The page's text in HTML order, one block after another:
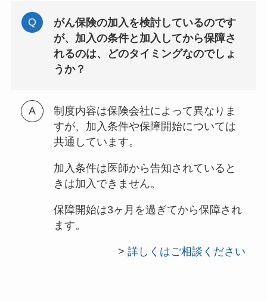
がん保険の加入を検討しているのです
が、加入の条件と加入してから保障さ
れるのは、どのタイミングなのでしょ
うか？
制度内容は保険会社によって異なりま
すが、加入条件や保障開始については
共通しています。
加入条件は医師から告知されていると
きは加入できません。
保障開始は3ヶ月を過ぎてから保障され
ます。
>詳しくはご相談ください